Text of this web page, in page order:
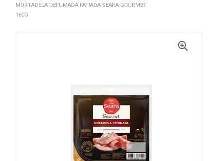
MORTADELA DEFUMADA FATIADA SEARA GOURMET
180G